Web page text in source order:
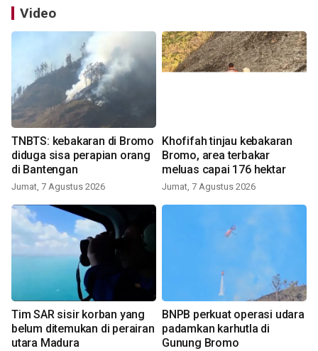
Video
TNBTS: kebakaran di Bromo
diduga sisa perapian orang
di Bantengan
Jumat, 7 Agustus 2026
Khofifah tinjau kebakaran
Bromo, area terbakar
meluas capai 176 hektar
Jumat, 7 Agustus 2026
Tim SAR sisir korban yang
belum ditemukan di perairan
utara Madura
BNPB perkuat operasi udara
padamkan karhutla di
Gunung Bromo